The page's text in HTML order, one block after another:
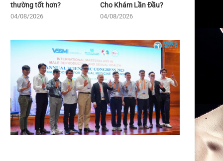
thường tốt hơn?
04/08/2026
Cho Khám Lần Đầu?
04/08/2026